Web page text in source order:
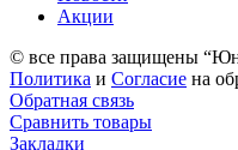
Акции
© все права защищены
Политика и Согласие на
Обратная связь
Сравнить товары
Закладки